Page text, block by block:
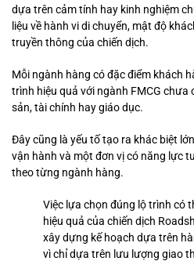
dựa trên cảm tính hay kinh nghiệm
liệu về hành vi di chuyển, mật độ
truyền thông của chiến dịch.
Mỗi ngành hàng có đặc điểm khách
trình hiệu quả với ngành FMCG chưa
sản, tài chính hay giáo dục.
Đây cũng là yếu tố tạo ra khác biệt
vận hành và một đơn vị có năng lực
theo từng ngành hàng.
Việc lựa chọn đúng lộ trình có
hiệu quả của chiến dịch
xây dựng kế hoạch dựa trên
vì chỉ dựa trên lưu lượng giao